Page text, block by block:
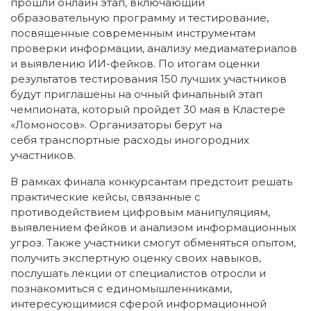
образовательную программу и тестирование,
посвященные современным инструментам
проверки информации, анализу медиаматериалов
и выявлению ИИ-фейков. По итогам оценки
результатов тестирования 150 лучших участников
будут приглашены на очный финальный этап
чемпионата, который пройдет 30 мая в Кластере
«Ломоносов». Организаторы берут на
себя транспортные расходы иногородних
участников.
В рамках финала конкурсантам предстоит решать
практические кейсы, связанные с
противодействием цифровым манипуляциям,
выявлением фейков и анализом информационных
угроз. Также участники смогут обменяться опытом,
получить экспертную оценку своих навыков,
послушать лекции от специалистов отросли и
познакомиться с единомышленниками,
интересующимися сферой информационной